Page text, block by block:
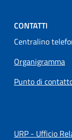
CONTATTI
Centralino
Organigramma
Punto di
URP - Ufficio